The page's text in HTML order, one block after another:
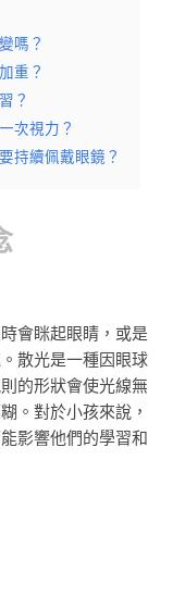
嗎？
重？
？
次視力？
持續佩戴眼鏡？
會眯起眼睛，或是
散光是一種因眼球
的形狀會使光線無
。對於小孩來說，
影響他們的學習和